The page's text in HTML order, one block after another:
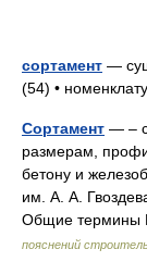
сортамент —
(54) •
Сортамент — –
размерам,
бетону и
им. А. А.
Общие
пояснений